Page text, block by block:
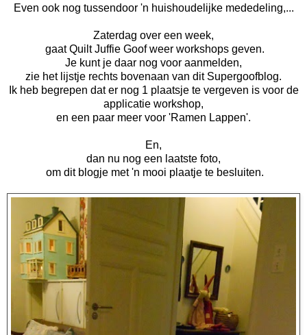
Even ook nog tussendoor 'n huishoudelijke mededeling,...
Zaterdag over een week,
gaat Quilt Juffie Goof weer workshops geven.
Je kunt je daar nog voor aanmelden,
zie het lijstje rechts bovenaan van dit Supergoofblog.
Ik heb begrepen dat er nog 1 plaatsje te vergeven is voor de
applicatie workshop,
en een paar meer voor 'Ramen Lappen'.
En,
dan nu nog een laatste foto,
om dit blogje met 'n mooi plaatje te besluiten.